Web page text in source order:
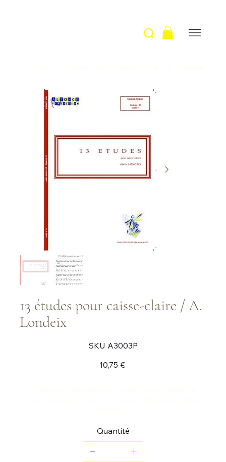
13 études pour caisse-claire / A.
Londeix
SKU :SKU
A3003P
A3003P
10,75 €
Quantité